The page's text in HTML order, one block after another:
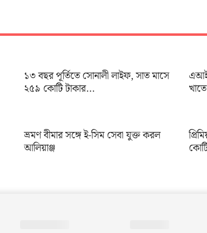
১৩ বছর পূর্তিতে সোনালী লাইফ, সাত মাসে
২৫৯ কোটি টাকার...
খাতে
ভ্রমণ বীমার সঙ্গে ই-সিম সেবা যুক্ত করল
আলিয়াঞ্জ